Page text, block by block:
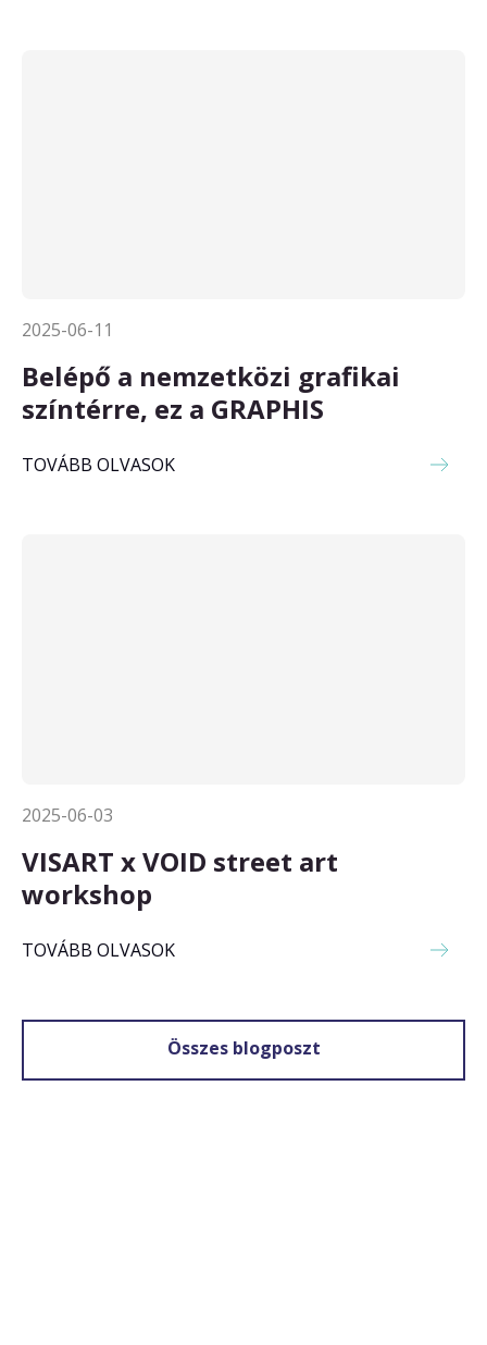
2025-06-11
Belépő a nemzetközi grafikai
színtérre, ez a GRAPHIS
TOVÁBB OLVASOK
2025-06-03
VISART x VOID street art
workshop
TOVÁBB OLVASOK
Összes blogposzt